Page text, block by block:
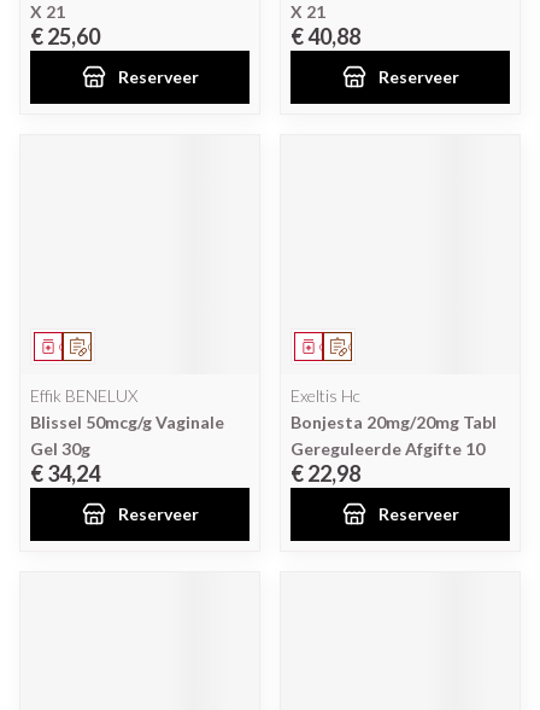
X 21
€ 25,60
Reserveer
X 21
€ 40,88
Reserveer
Op voorschrift
Geneesmiddel
Effik BENELUX
Blissel 50mcg/g Vaginale
Gel 30g
€ 34,24
Reserveer
Op voorschrift
Geneesmiddel
Exeltis Hc
Bonjesta 20mg/20mg Tabl
Gereguleerde Afgifte 10
€ 22,98
Reserveer